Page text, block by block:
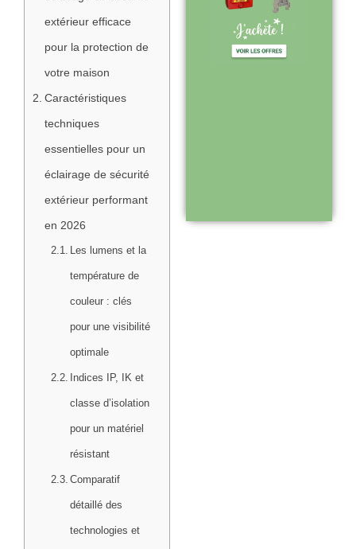
extérieur efficace
pour la protection de
votre maison
Caractéristiques
techniques
essentielles pour un
éclairage de sécurité
extérieur performant
en 2026
Les lumens et la
température de
couleur : clés
pour une visibilité
optimale
Indices IP, IK et
classe d’isolation
pour un matériel
résistant
Comparatif
détaillé des
technologies et
après validation
de commande